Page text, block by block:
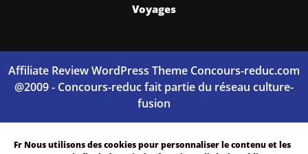
Voyages
Affiliate Review WordPress Theme Concours-reduc.com
@2009 - Concours-reduc fait partie du réseau culture-
fusion
Fr Nous utilisons des cookies pour personnaliser le contenu et les